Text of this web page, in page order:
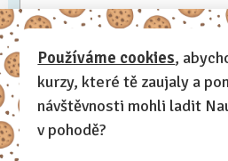
Chceš-li se na cokoli zeptat, nebo ke své
Anonymní profil – odesláním
vytvoří tvůj profil na Naučmese.
bude skrytý.
Chci dostávat Naučmese
Používáme cookies,
kurzy, které tě zaujaly a
návštěvnosti mohli ladit
v pohodě?